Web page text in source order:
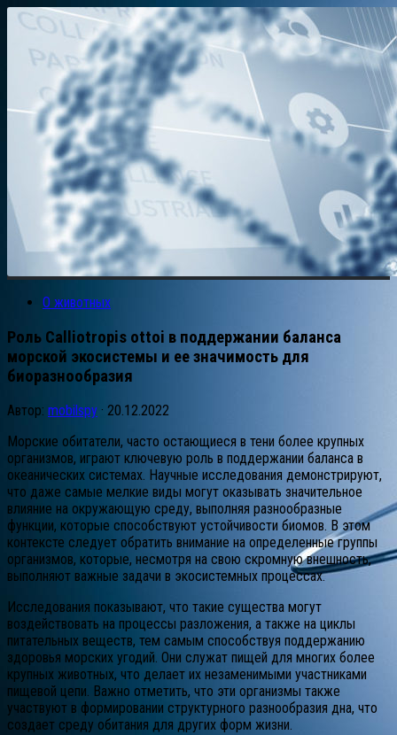
О животных
Роль Calliotropis ottoi в поддержании баланса
морской экосистемы и ее значимость для
биоразнообразия
Автор: mobilspy · 20.12.2022
Морские обитатели, часто остающиеся в тени более крупных
организмов, играют ключевую роль в поддержании баланса в
океанических системах. Научные исследования демонстрируют,
что даже самые мелкие виды могут оказывать значительное
влияние на окружающую среду, выполняя разнообразные
функции, которые способствуют устойчивости биомов. В этом
контексте следует обратить внимание на определенные группы
организмов, которые, несмотря на свою скромную внешность,
выполняют важные задачи в экосистемных процессах.
Исследования показывают, что такие существа могут
воздействовать на процессы разложения, а также на циклы
питательных веществ, тем самым способствуя поддержанию
здоровья морских угодий. Они служат пищей для многих более
крупных животных, что делает их незаменимыми участниками
пищевой цепи. Важно отметить, что эти организмы также
участвуют в формировании структурного разнообразия дна, что
создает среду обитания для других форм жизни.